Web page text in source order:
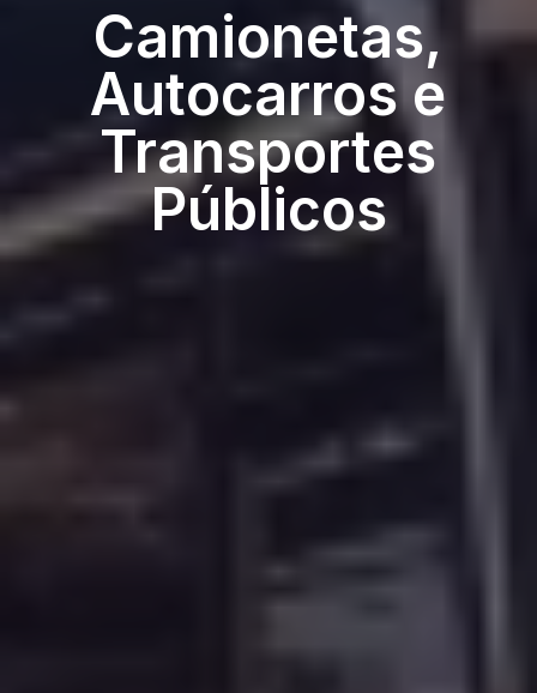
Camionetas,
Autocarros e
Transportes
Públicos